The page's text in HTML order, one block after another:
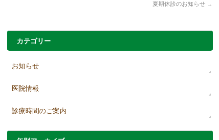
夏期休診のお知らせ →
カテゴリー
お知らせ
医院情報
診療時間のご案内